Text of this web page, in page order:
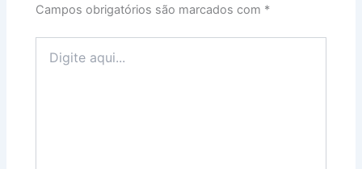
Campos obrigatórios são marcados com *
aqui...